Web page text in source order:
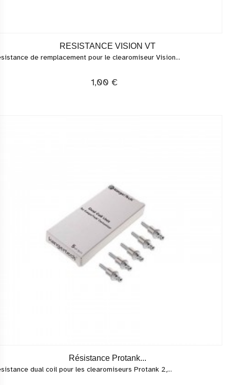
RESISTANCE VISION VT
de remplacement pour le clearomiseur Vision...
1,00 €
Résistance Protank...
dual coil pour les clearomiseurs Protank 2,...